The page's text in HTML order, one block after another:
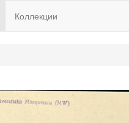
Коллекции